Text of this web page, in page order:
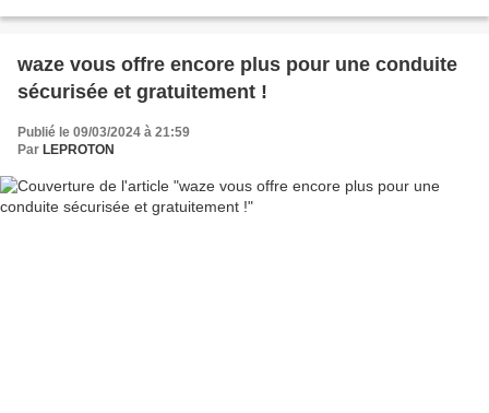
waze vous offre encore plus pour une conduite
sécurisée et gratuitement !
Publié le 09/03/2024 à 21:59
Par LEPROTON